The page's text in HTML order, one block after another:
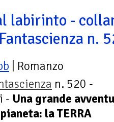
labirinto -
n.
| Romanzo
n. 520 -
- Una grande
la TERRA